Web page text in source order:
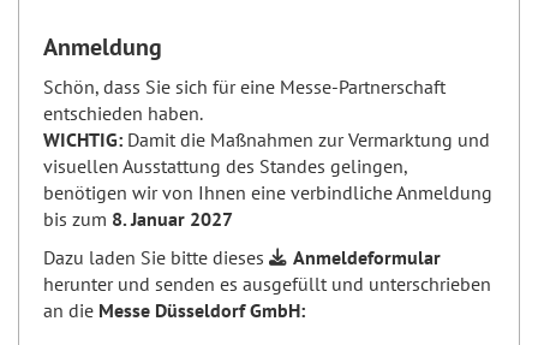
Anmeldung
Schön, dass Sie sich für eine Messe-Partnerschaft
entschieden haben.
WICHTIG: Damit die Maßnahmen zur Vermarktung und
visuellen Ausstattung des Standes gelingen,
benötigen wir von Ihnen eine verbindliche Anmeldung
bis zum 8. Januar 2027
Dazu laden Sie bitte dieses
Anmeldeformular
herunter und senden es ausgefüllt und unterschrieben
an die Messe Düsseldorf GmbH: